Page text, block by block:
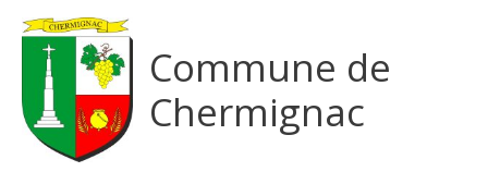
Commune de
Chermignac